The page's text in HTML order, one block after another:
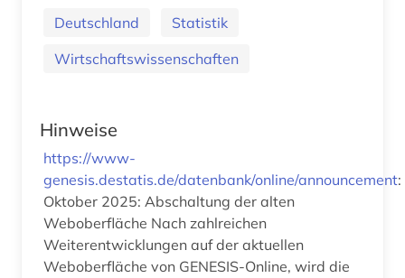
Deutschland
Statistik
Wirtschaftswissenschaften
Hinweise
https://www-
genesis.destatis.de/datenbank/online/announcement:
Oktober 2025: Abschaltung der alten
Weboberfläche Nach zahlreichen
Weiterentwicklungen auf der aktuellen
Weboberfläche von GENESIS-Online, wird die